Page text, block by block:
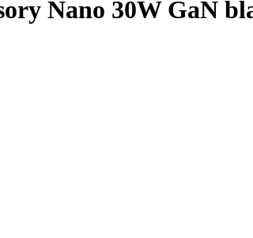
Nano 30W GaN